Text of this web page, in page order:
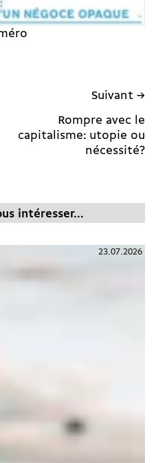
Suivant →
Rompre avec le
capitalisme: utopie ou
nécessité?
intéresser...
23.07.2026